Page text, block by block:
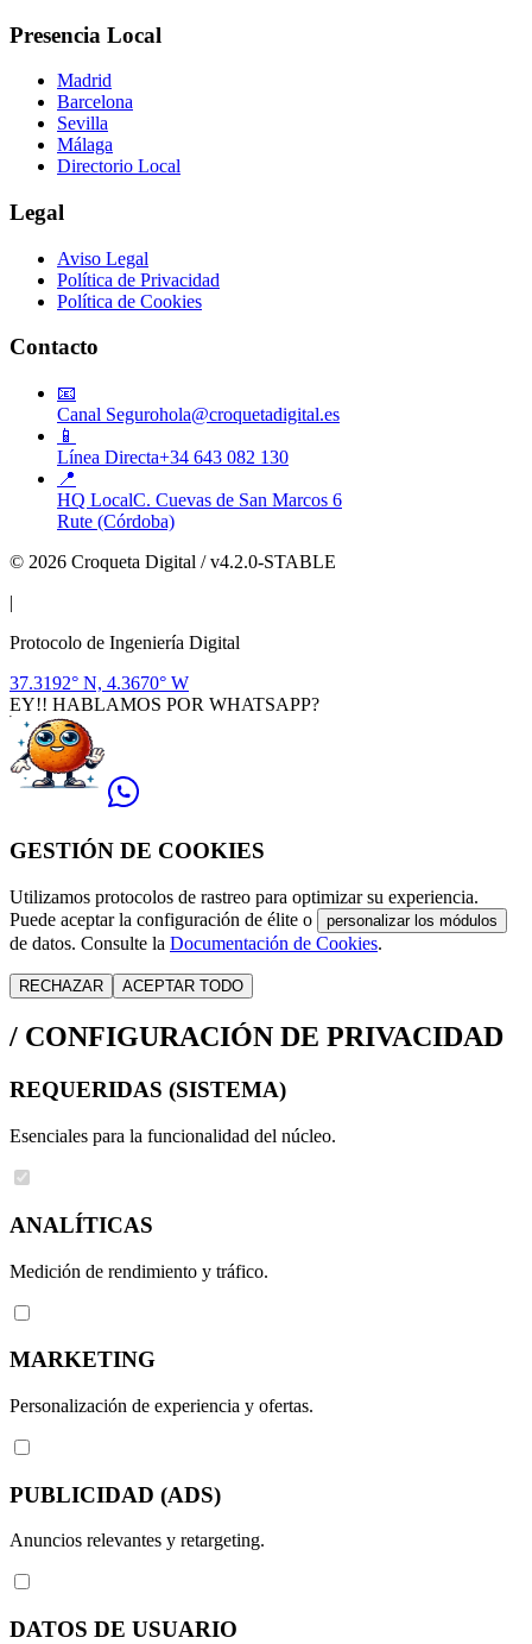
Presencia Local
Madrid
Barcelona
Sevilla
Málaga
Directorio Local
Legal
Aviso Legal
Política de Privacidad
Política de Cookies
Contacto
📧
Canal Segurohola@croquetadigital.es
📱
Línea Directa+34 643 082 130
📍
HQ LocalC. Cuevas de San Marcos 6
Rute (Córdoba)
© 2026 Croqueta Digital / v4.2.0-STABLE
|
Protocolo de Ingeniería Digital
37.3192° N, 4.3670° W
EY!! HABLAMOS POR WHATSAPP?
GESTIÓN DE COOKIES
Utilizamos protocolos de rastreo para optimizar su experiencia.
Puede aceptar la configuración de élite o
personalizar los módulos
de datos. Consulte la Documentación de Cookies.
RECHAZAR ACEPTAR TODO
/ CONFIGURACIÓN DE PRIVACIDAD
REQUERIDAS (SISTEMA)
Esenciales para la funcionalidad del núcleo.
ANALÍTICAS
Medición de rendimiento y tráfico.
MARKETING
Personalización de experiencia y ofertas.
PUBLICIDAD (ADS)
Anuncios relevantes y retargeting.
DATOS DE USUARIO